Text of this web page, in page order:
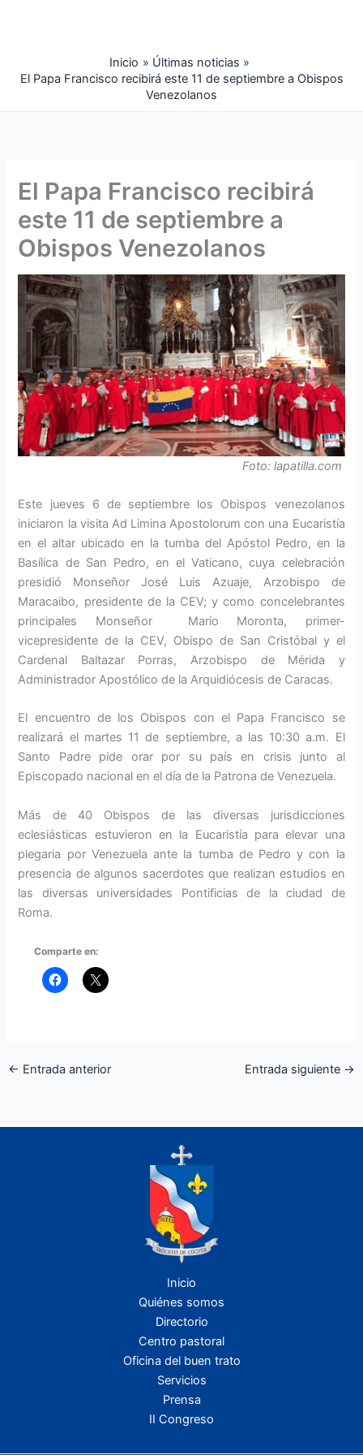
Inicio
Últimas noticias
El Papa Francisco recibirá este 11 de septiembre a Obispos
Venezolanos
El Papa Francisco recibirá
este 11 de septiembre a
Obispos Venezolanos
Foto: lapatilla.com
Este jueves 6 de septiembre los Obispos venezolanos
iniciaron la visita Ad Limina Apostolorum con una Eucaristía
en el altar ubicado en la tumba del Apóstol Pedro, en la
Basílica de San Pedro, en el Vaticano, cuya celebración
presidió Monseñor José Luis Azuaje, Arzobispo de
Maracaibo, presidente de la CEV; y como concelebrantes
principales Monseñor Mario Moronta, primer-
vicepresidente de la CEV, Obispo de San Cristóbal y el
Cardenal Baltazar Porras, Arzobispo de Mérida y
Administrador Apostólico de la Arquidiócesis de Caracas.
El encuentro de los Obispos con el Papa Francisco se
realizará el martes 11 de septiembre, a las 10:30 a.m. El
Santo Padre pide orar por su país en crisis junto al
Episcopado nacional en el día de la Patrona de Venezuela.
Más de 40 Obispos de las diversas jurisdicciones
eclesiásticas estuvieron en la Eucaristía para elevar una
plegaria por Venezuela ante la tumba de Pedro y con la
presencia de algunos sacerdotes que realizan estudios en
las diversas universidades Pontificias de la ciudad de
Roma.
Comparte en:
← Entrada anterior Entrada siguiente →
Inicio
Quiénes somos
Directorio
Centro pastoral
Oficina del buen trato
Servicios
Prensa
II Congreso